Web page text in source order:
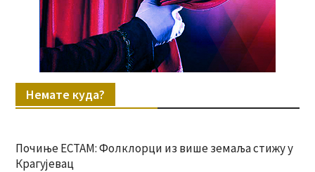
Немате куда?
Почиње ЕСТАМ: Фолклорци из више земаља стижу у
Крагујевац